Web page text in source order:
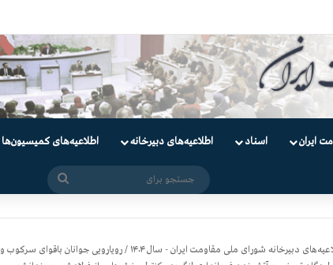
شتم زندانیان
ایران اسناد اطلاعیه‌های دبیرخانه اطلاعیه‌های کمیسیون‌‌ها
دبیرخانه شورای ملی مقاومت ایران - سال ۱۴۰۴ /رویارویی جوانان باقوای سرکوب و